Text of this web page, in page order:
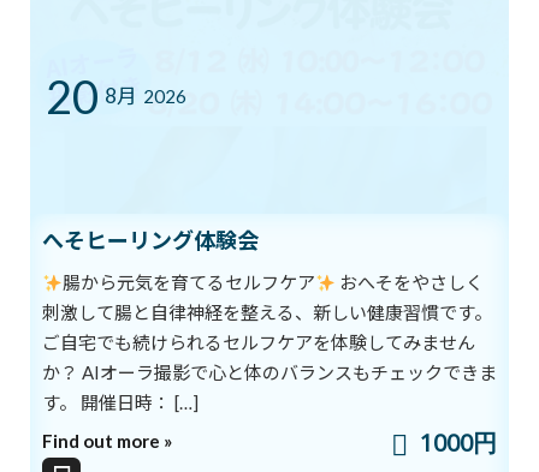
2020年4月10日
次の記事
20 8月 2026
へそヒーリング体験会
腸から元気を育てるセルフケア
おへそをやさしく
刺激して腸と自律神経を整える、新しい健康習慣です。
ご自宅でも続けられるセルフケアを体験してみません
か？ AIオーラ撮影で心と体のバランスもチェックできま
す。 開催日時： […]
Find out more »
1000円